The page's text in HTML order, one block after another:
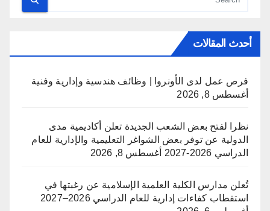
أحدث المقالات
فرص عمل لدى الأونروا | وظائف هندسية وإدارية وفنية
أغسطس 8, 2026
نظرا لفتح بعض الشعب الجديدة تعلن أكاديمية مدى
الدولية عن توفر بعض الشواغر التعليمية والإدارية للعام
الدراسي 2026-2027
أغسطس 8, 2026
تُعلن مدارس الكلية العلمية الإسلامية عن رغبتها في
استقطاب كفاءات إدارية للعام الدراسي 2026–2027